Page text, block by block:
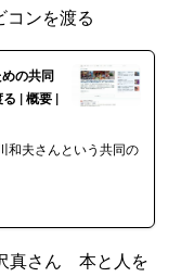
ンを渡る
の共同
| 概要 |
和夫さんという共同の
真さん 本と人を